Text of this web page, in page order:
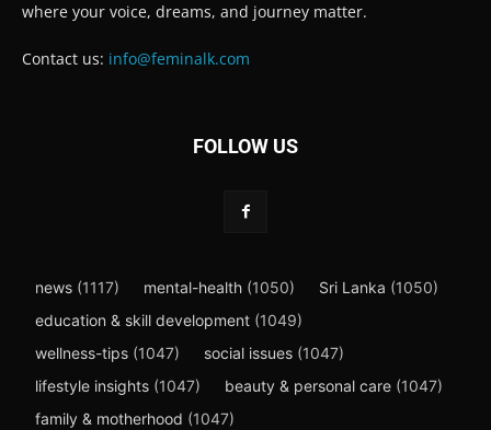
where your voice, dreams, and journey matter.
Contact us: info@feminalk.com
FOLLOW US
news (1117) mental-health (1050) Sri Lanka (1050)
education & skill development (1049)
wellness-tips (1047) social issues (1047)
lifestyle insights (1047) beauty & personal care (1047)
family & motherhood (1047)